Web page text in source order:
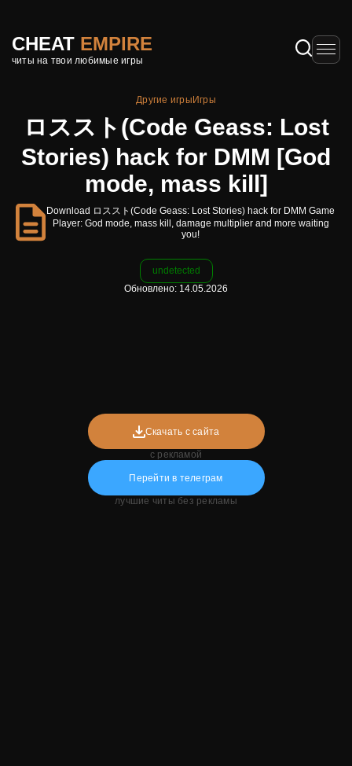
CHEAT EMPIRE
читы на твои любимые игры
Другие игры Игры
ロススト(Code Geass: Lost
Stories) hack for DMM [God
mode, mass kill]
Download ロススト(Code Geass: Lost Stories) hack for DMM Game
Player: God mode, mass kill, damage multiplier and more waiting
you!
undetected
Обновлено: 14.05.2026
Скачать с сайта
с рекламой
Перейти в телеграм
лучшие читы без рекламы